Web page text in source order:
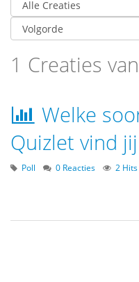
1 Creaties
Welke
Quizlet vind
Poll 0 Reacties 2 Hits